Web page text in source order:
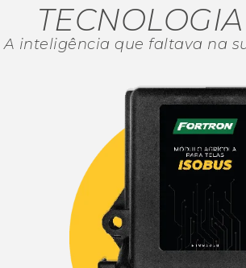
TECNOLOGIA
A inteligência que faltava na